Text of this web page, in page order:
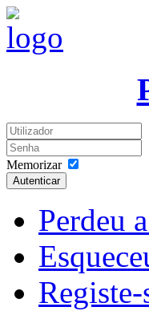
Memorizar
Autenticar
Perdeu
Registe-